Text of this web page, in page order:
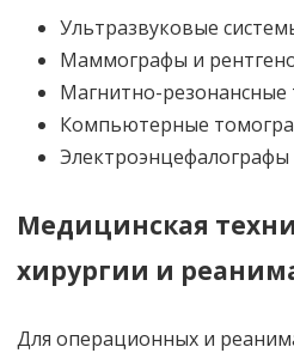
Ультразвуковые
Маммографы и
Магнитно-
Компьютерные
Медицинская
хирургии и
Для операционных и